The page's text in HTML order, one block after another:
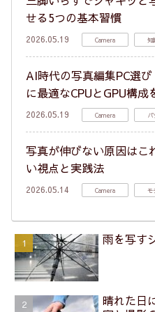
せる5つの基本習慣
2026.05.19 Camera 知
AI時代の写真編集PC選
に最適なCPUとGPU構成
2026.05.19 Camera パ
写真が伸びない原因はこ
い視点と実践法
2026.05.14 Camera モ
雨を写す
晴れた日